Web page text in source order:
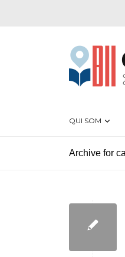
QUI SOM
Archive for